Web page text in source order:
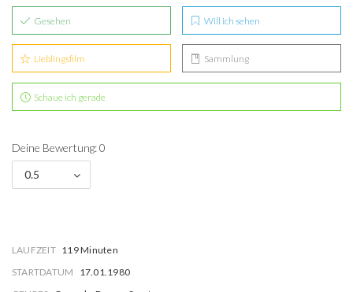
Gesehen Will ich sehen
Lieblingsfilm Sammlung
Schaue ich gerade
Deine Bewertung: 0
0.5
LAUFZEIT 119 Minuten
STARTDATUM
17.01.1980